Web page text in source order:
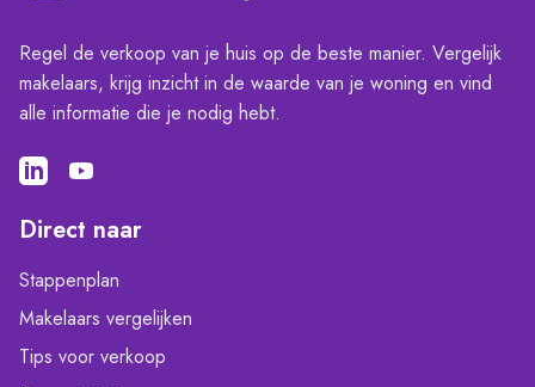
Regel de verkoop van je huis op de beste manier. Vergelijk
makelaars, krijg inzicht in de waarde van je woning en vind
alle informatie die je nodig hebt.
Direct naar
Stappenplan
Makelaars vergelijken
Tips voor verkoop